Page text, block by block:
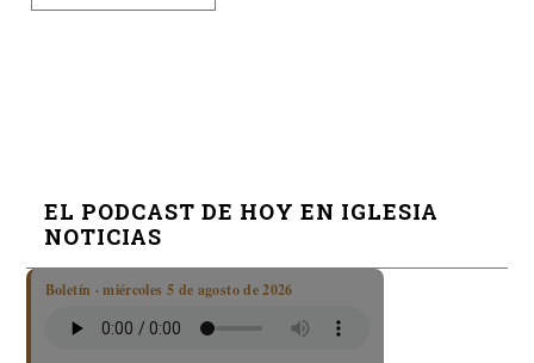
EL PODCAST DE HOY EN IGLESIA
NOTICIAS
Boletín · miércoles 5 de agosto de 2026